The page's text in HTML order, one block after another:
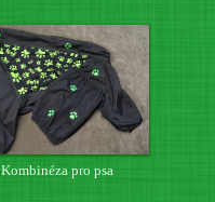
Kombinéza pro psa